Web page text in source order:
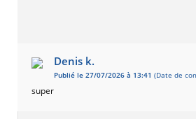
Denis k.
Publié le 27/07/2026 à 13:41 (Date de
super